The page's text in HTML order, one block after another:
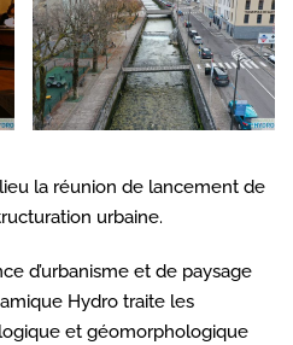
la réunion de lancement de
urbaine.
d’urbanisme et de paysage
Hydro traite les
et géomorphologique